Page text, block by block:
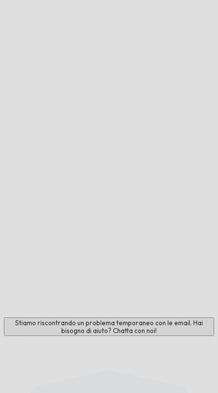
Stiamo riscontrando un problema temporaneo con le email. Hai
bisogno di aiuto? Chatta con noi!